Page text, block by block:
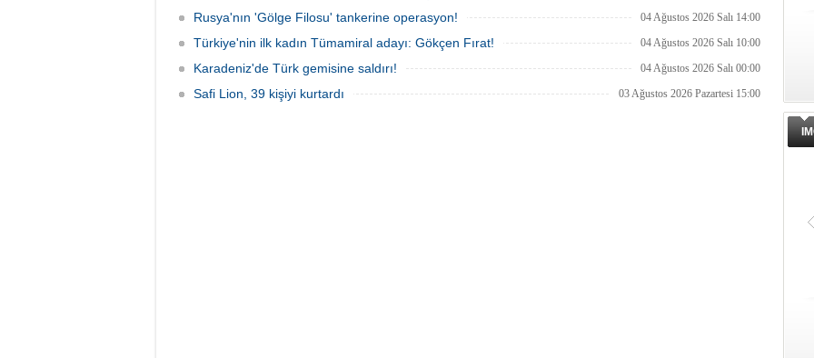
Rusya'nın 'Gölge Filosu' tankerine operasyon! 04 Ağustos 2026 Salı 14:00
Türkiye'nin ilk kadın Tümamiral adayı: Gökçen Fırat! 04 Ağustos 2026 Salı 10:00
Karadeniz'de Türk gemisine saldırı! 04 Ağustos 2026 Salı 00:00
Safi Lion, 39 kişiyi kurtardı 03 Ağustos 2026 Pazartesi 15:00